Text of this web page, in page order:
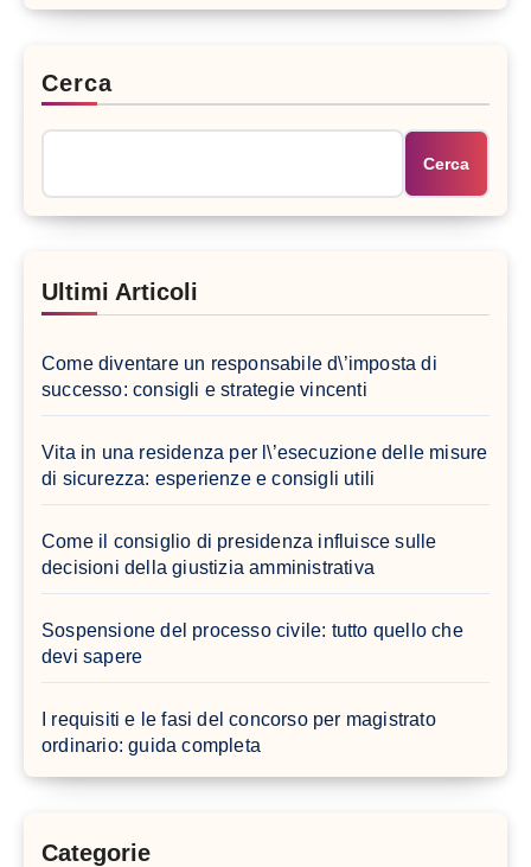
Cerca
Cerca
Ultimi Articoli
Come diventare un responsabile d\’imposta di
successo: consigli e strategie vincenti
Vita in una residenza per l\’esecuzione delle misure
di sicurezza: esperienze e consigli utili
Come il consiglio di presidenza influisce sulle
decisioni della giustizia amministrativa
Sospensione del processo civile: tutto quello che
devi sapere
I requisiti e le fasi del concorso per magistrato
ordinario: guida completa
Categorie